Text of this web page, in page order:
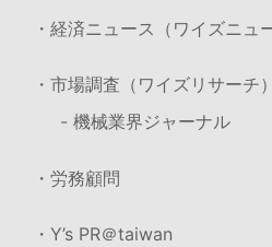
・経済ニュース（ワイズニュ
・市場調査（ワイズリサーチ）
- 機械業界ジャーナル
・労務顧問
・Y’s PR＠taiwan